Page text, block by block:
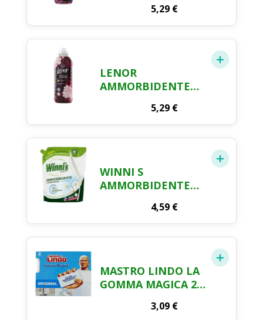
5,29 €
LENOR
AMMORBIDENTE
GELSOMINO, 42
LAVAGGI, 1.05L
5,29 €
WINNI S
AMMORBIDENTE
IPOALLERGENICO
CONCENTRATO
ECOFORMATO 50
FRAGRANZA FIORI
BIANCHI CON
PERLE DI PROFUMO
BIODEGRADABILI
4,59 €
MASTRO LINDO LA
GOMMA MAGICA 2
3,09 €